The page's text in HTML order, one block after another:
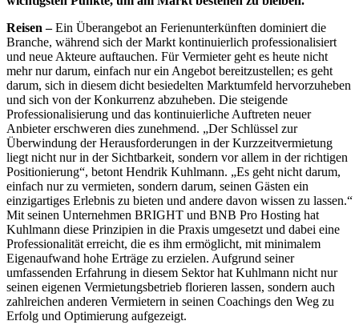
Reisen –Ein Überangebot an Ferienunterkünften dominiert die
Branche, während sich der Markt kontinuierlich professionalisiert
und neue Akteure auftauchen. Für Vermieter geht es heute nicht
mehr nur darum, einfach nur ein Angebot bereitzustellen; es geht
darum, sich in diesem dicht besiedelten Marktumfeld hervorzuheben
und sich von der Konkurrenz abzuheben. Die steigende
Professionalisierung und das kontinuierliche Auftreten neuer
Anbieter erschweren dies zunehmend. „Der Schlüssel zur
Überwindung der Herausforderungen in der Kurzzeitvermietung
liegt nicht nur in der Sichtbarkeit, sondern vor allem in der richtigen
Positionierung“, betont Hendrik Kuhlmann. „Es geht nicht darum,
einfach nur zu vermieten, sondern darum, seinen Gästen ein
einzigartiges Erlebnis zu bieten und andere davon wissen zu lassen.“
Mit seinen Unternehmen BRIGHT und BNB Pro Hosting hat
Kuhlmann diese Prinzipien in die Praxis umgesetzt und dabei eine
Professionalität erreicht, die es ihm ermöglicht, mit minimalem
Eigenaufwand hohe Erträge zu erzielen. Aufgrund seiner
umfassenden Erfahrung in diesem Sektor hat Kuhlmann nicht nur
seinen eigenen Vermietungsbetrieb florieren lassen, sondern auch
zahlreichen anderen Vermietern in seinen Coachings den Weg zu
Erfolg und Optimierung aufgezeigt.